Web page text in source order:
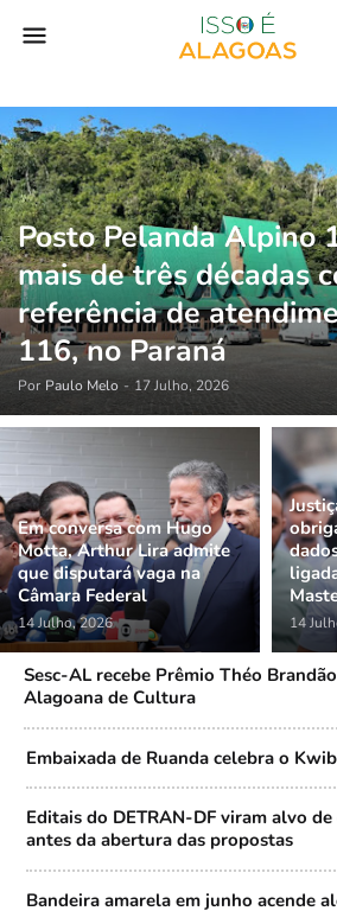
Posto Pelanda Alpino
mais de três décadas
referência de
116, no Paraná
Por Paulo Melo - 17 Julho, 2026
Em conversa com Hugo
Motta, Arthur Lira admite
que disputará vaga na
Câmara Federal
14 Julho, 2026 14
Sesc-AL recebe Prêmio Théo
Alagoana de Cultura
Embaixada de Ruanda celebra o
Editais do DETRAN-DF viram alvo
antes da abertura das propostas
Bandeira amarela em junho acende